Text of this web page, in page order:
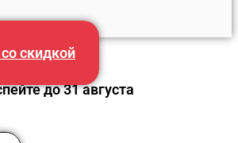
скидкой
до 31 августа